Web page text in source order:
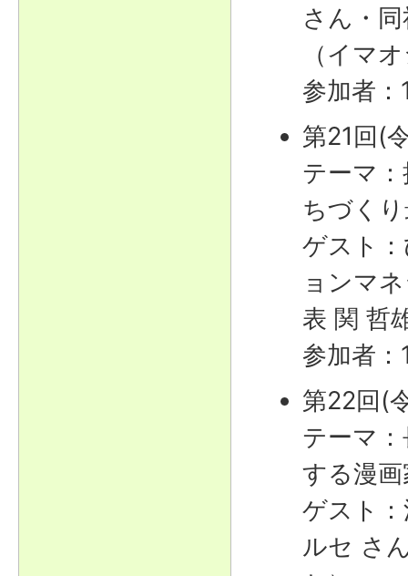
さん・
（イマ
参加者：
第21回(
テーマ
ちづく
ゲスト
ョンマ
表 関 哲
参加者：
第22回(
テーマ
する漫
ゲスト
ルセ さ